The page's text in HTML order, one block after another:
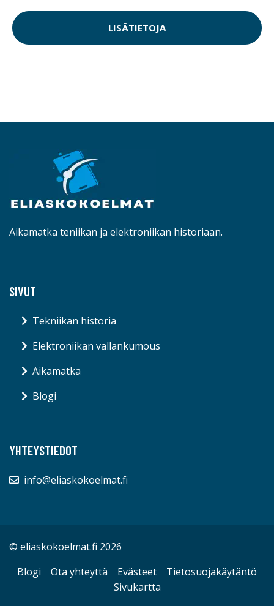
LISÄTIETOJA
Aikamatka teniikan ja elektroniikan historiaan.
SIVUT
Tekniikan historia
Elektroniikan vallankumous
Aikamatka
Blogi
YHTEYSTIEDOT
info@eliaskokoelmat.fi
© eliaskokoelmat.fi 2026
Blogi
Ota yhteyttä Evästeet
Tietosuojakäytäntö
Sivukartta